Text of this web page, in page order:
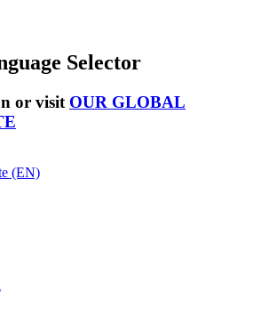
Selector
or visit OUR GLOBAL
(EN)